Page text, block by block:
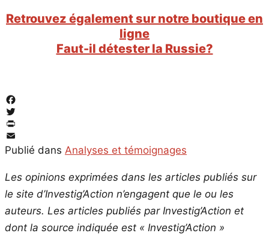
Retrouvez également sur notre boutique en
ligne
Faut-il détester la Russie?
Facebook
Twitter
PrintFriendly
Email
Publié dans Analyses et témoignages
Les opinions exprimées dans les articles publiés sur
le site d’Investig’Action n’engagent que le ou les
auteurs. Les articles publiés par Investig’Action et
dont la source indiquée est « Investig’Action »